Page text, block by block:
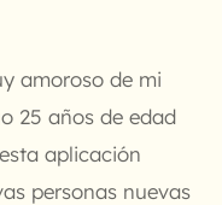
amoroso de mi
25 años de edad
aplicación
personas nuevas